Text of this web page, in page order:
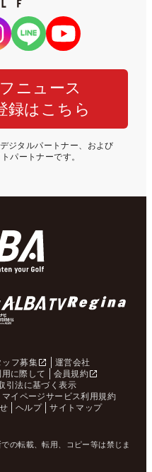
ニュース
録はこちら
ジタルパートナー、および
パートナーです。
ッフ募集
運営会社
用に際して
会員規約
引法に基づく表示
マイページサービス利用規約
ヘルプ サイトマップ
の転載、転用、コピー等は禁じま